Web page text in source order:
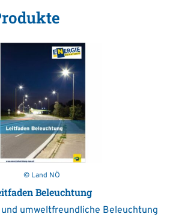
© Land NÖ
Beleuchtung
umweltfreundliche Beleuchtung